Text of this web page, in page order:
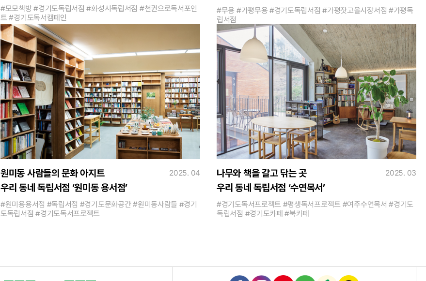
#모모책방 #경기도독립서점 #화성시독립서점 #천권으로독서포인
트 #경기도독서캠페인
#무용 #가평무용 #경기도독립서점 #가평잣고을시장서점 #가평독
립서점
원미동 사람들의 문화 아지트
우리 동네 독립서점 ‘원미동 용서점’
2025. 04
#원미용용서점 #독립서점 #경기도문화공간 #원미동사람들 #경기
도독립서점 #경기도독서프로젝트
나무와 책을 갈고 닦는 곳
우리 동네 독립서점 ‘수연목서’
2025. 03
#경기도독서프로젝트 #평생독서프로젝트 #여주수연목서 #경기도
독립서점 #경기도카페 #북카페